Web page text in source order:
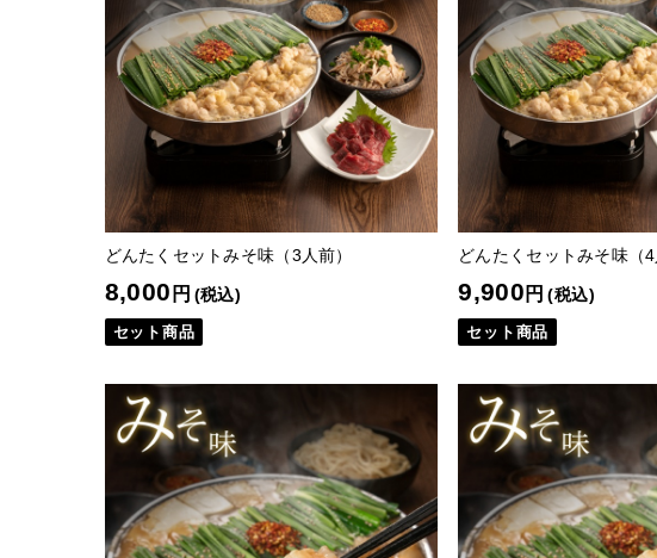
どんたくセットみそ味（3人前）
8,000 円 (税込)
セット商品
どんたくセットみそ味（4
9,900 円 (税込)
セット商品